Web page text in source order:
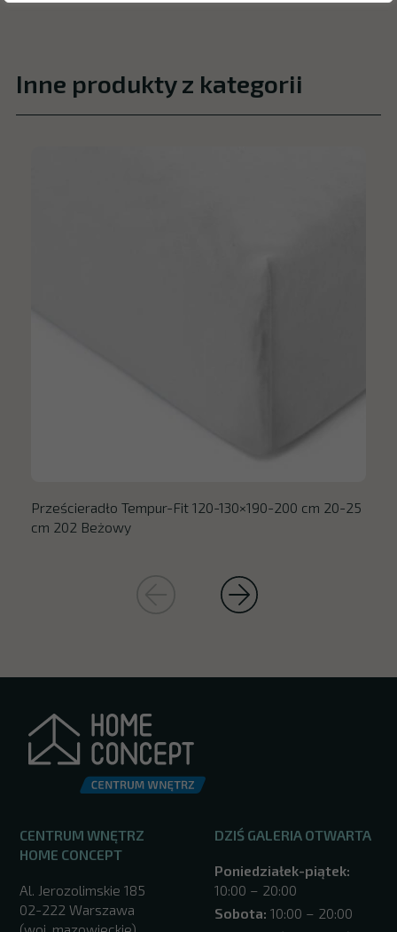
Inne produkty z kategorii
Prześcieradło Tempur-Fit 120-130×190-200 cm 20-25
cm 202 Beżowy
CENTRUM WNĘTRZ
HOME CONCEPT
Al. Jerozolimskie 185
02-222 Warszawa
DZIŚ GALERIA OTWARTA
Poniedziałek-piątek:
10:00 – 20:00
Sobota: 10:00 – 20:00